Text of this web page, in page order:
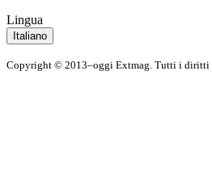
Lingua
Italiano
Copyright © 2013–oggi Extmag. Tutti i diritti